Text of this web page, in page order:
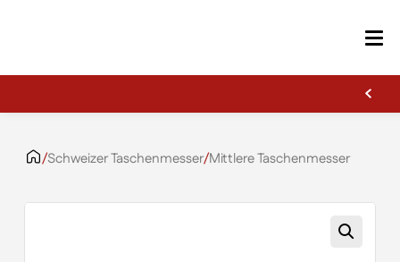
/Schweizer Taschenmesser/Mittlere Taschenmesser